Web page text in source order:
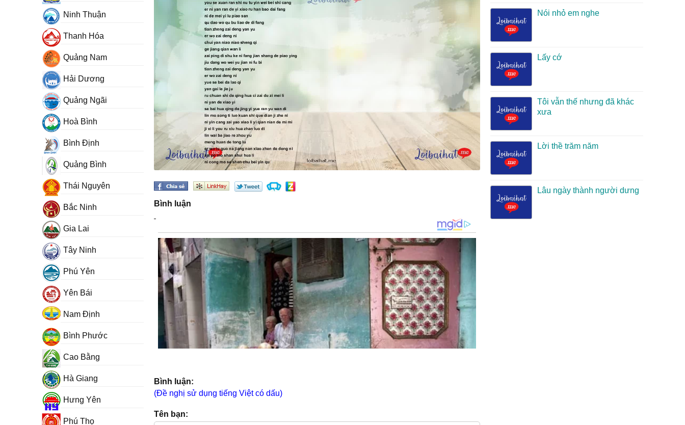
Bình luận
Bình luận:
(Đề nghị sử dụng tiếng Việt có dấu)
Tên bạn:
Nói nhỏ em nghe
Lấy cớ
Tôi vẫn thế nhưng đã khác
xưa
Lời thề trăm năm
Lâu ngày thành người dưng
Ninh Thuận
Thanh Hóa
Quảng Nam
Hải Dương
Quảng Ngãi
Hoà Bình
Bình Định
Quảng Bình
Thái Nguyên
Bắc Ninh
Gia Lai
Tây Ninh
Phú Yên
Yên Bái
Nam Định
Bình Phước
Cao Bằng
Hà Giang
Hưng Yên
Phú Thọ